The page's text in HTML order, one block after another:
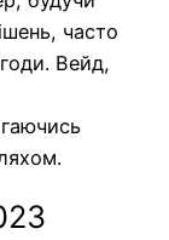
часто
Вейд,